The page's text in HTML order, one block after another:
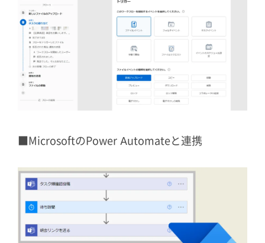
■MicrosoftのPower Automateと連携